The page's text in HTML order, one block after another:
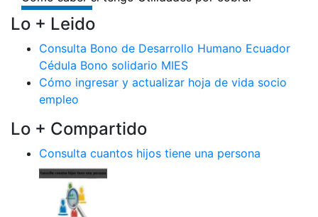
Lo + Leido
Consulta Bono de Desarrollo Humano Ecuador
Cédula Bono solidario MIES
Cómo ingresar y actualizar hoja de vida socio
empleo
Lo + Compartido
Consulta cuantos hijos tiene una persona